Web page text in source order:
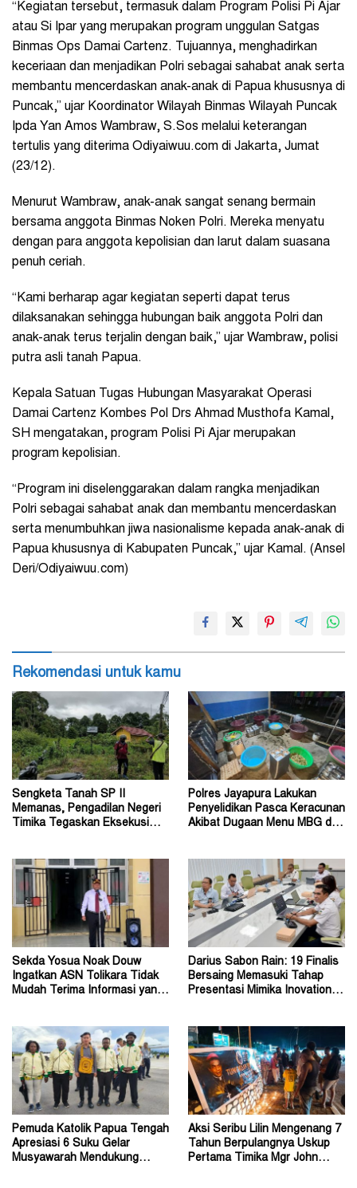
“Kegiatan tersebut, termasuk dalam Program Polisi Pi Ajar
atau Si Ipar yang merupakan program unggulan Satgas
Binmas Ops Damai Cartenz. Tujuannya, menghadirkan
keceriaan dan menjadikan Polri sebagai sahabat anak serta
membantu mencerdaskan anak-anak di Papua khususnya di
Puncak,” ujar Koordinator Wilayah Binmas Wilayah Puncak
Ipda Yan Amos Wambraw, S.Sos melalui keterangan
tertulis yang diterima Odiyaiwuu.com di Jakarta, Jumat
(23/12).
Menurut Wambraw, anak-anak sangat senang bermain
bersama anggota Binmas Noken Polri. Mereka menyatu
dengan para anggota kepolisian dan larut dalam suasana
penuh ceriah.
“Kami berharap agar kegiatan seperti dapat terus
dilaksanakan sehingga hubungan baik anggota Polri dan
anak-anak terus terjalin dengan baik,” ujar Wambraw, polisi
putra asli tanah Papua.
Kepala Satuan Tugas Hubungan Masyarakat Operasi
Damai Cartenz Kombes Pol Drs Ahmad Musthofa Kamal,
SH mengatakan, program Polisi Pi Ajar merupakan
program kepolisian.
“Program ini diselenggarakan dalam rangka menjadikan
Polri sebagai sahabat anak dan membantu mencerdaskan
serta menumbuhkan jiwa nasionalisme kepada anak-anak di
Papua khususnya di Kabupaten Puncak,” ujar Kamal. (Ansel
Deri/Odiyaiwuu.com)
Rekomendasi untuk kamu
Sengketa Tanah SP II
Memanas, Pengadilan Negeri
Timika Tegaskan Eksekusi
Polres Jayapura Lakukan
Penyelidikan Pasca Keracunan
Akibat Dugaan Menu MBG di
Sekda Yosua Noak Douw
Ingatkan ASN Tolikara Tidak
Mudah Terima Informasi yang
Darius Sabon Rain: 19 Finalis
Bersaing Memasuki Tahap
Presentasi Mimika Inovation
Pemuda Katolik Papua Tengah
Apresiasi 6 Suku Gelar
Musyawarah Mendukung
Aksi Seribu Lilin Mengenang 7
Tahun Berpulangnya Uskup
Pertama Timika Mgr John